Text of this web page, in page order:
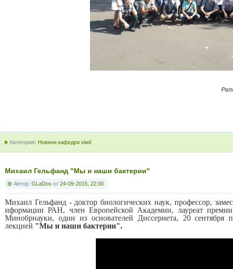
Категория: Новини кафедри хімії
Михаил Гельфанд "Мы и наши бактерии"
Автор: GLaDos от 24-09-2015, 22:00
Михаил Гельфанд - доктор биологических наук, профессор,
иформации РАН, член Европейской Академии, лауреат
Минобрнауки, один из основателей Диссернета, 20 сентября
лекцией "Мы и наши бактерии".